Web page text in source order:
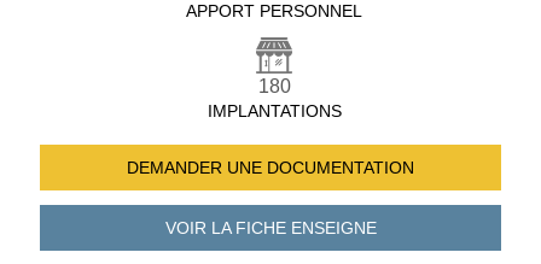
APPORT PERSONNEL
180
IMPLANTATIONS
DEMANDER UNE DOCUMENTATION
VOIR LA FICHEENSEIGNE